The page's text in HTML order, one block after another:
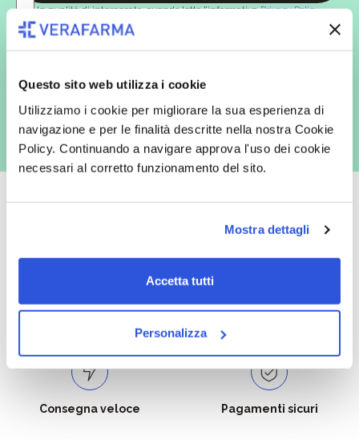
Questo sito web utilizza i cookie
Utilizziamo i cookie per migliorare la sua esperienza di
navigazione e per le finalità descritte nella nostra Cookie
Policy. Continuando a navigare approva l'uso dei cookie
necessari al corretto funzionamento del sito.
Mostra dettagli
Accetta tutti
Personalizza
In qualità di interessato, avendo letto l’informativaPrivacy Policy
redatta ai sensi del Regolamento EU 2016/679, acconsento
espressamente al trattamento dei miei dati personali per finalità
commerciali da parte di Verafarma, tra cui invio di comunicazioni
es. posta cartacea)
Catalogo prodotti ampio e completo
per soddisfare tutte le esigenze.
Con un acquisto minimo di 29.90 €
la spedizione la regaliamo noi.
Spedizioni in tutta Europa a 20€.
Consegna veloce Pagamenti sicuri